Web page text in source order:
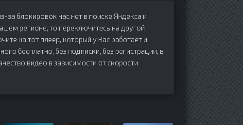
за блокировок нас нет в поиске Яндекса и
регионе, то переключитесь на другой
на тот плеер, который у Вас работает и
бесплатно, без подписки, без регистрации, в
видео в зависимости от скорости